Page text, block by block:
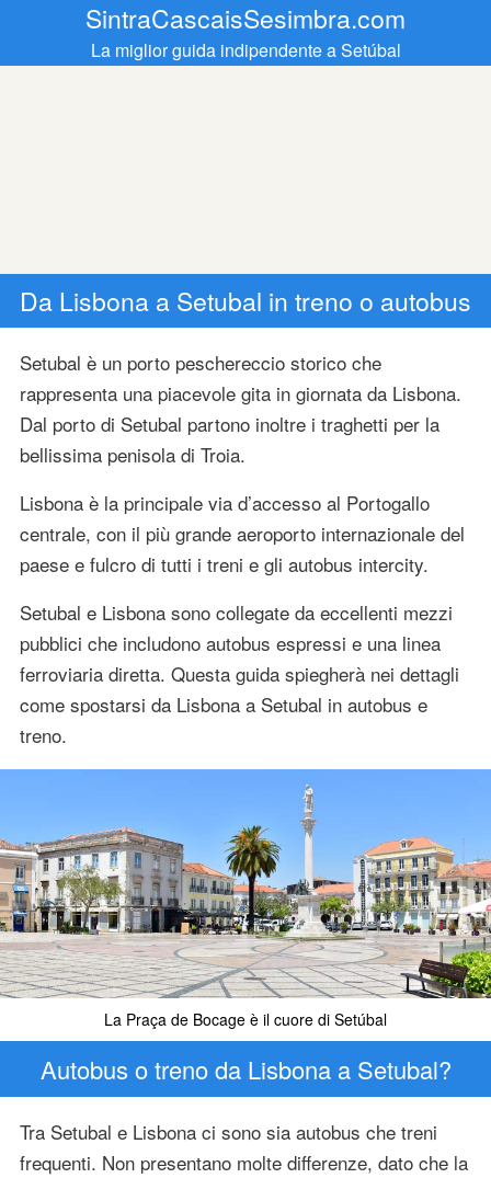
SintraCascaisSesimbra.com
La miglior guida indipendente a Setúbal
Da Lisbona a Setubal in treno o autobus
Setubal è un porto peschereccio storico che
rappresenta una piacevole gita in giornata da Lisbona.
Dal porto di Setubal partono inoltre i traghetti per la
bellissima penisola di Troia.
Lisbona è la principale via d’accesso al Portogallo
centrale, con il più grande aeroporto internazionale del
paese e fulcro di tutti i treni e gli autobus intercity.
Setubal e Lisbona sono collegate da eccellenti mezzi
pubblici che includono autobus espressi e una linea
ferroviaria diretta. Questa guida spiegherà nei dettagli
come spostarsi da Lisbona a Setubal in autobus e
treno.
La Praça de Bocage è il cuore di Setúbal
Autobus o treno da Lisbona a Setubal?
Tra Setubal e Lisbona ci sono sia autobus che treni
frequenti. Non presentano molte differenze, dato che la